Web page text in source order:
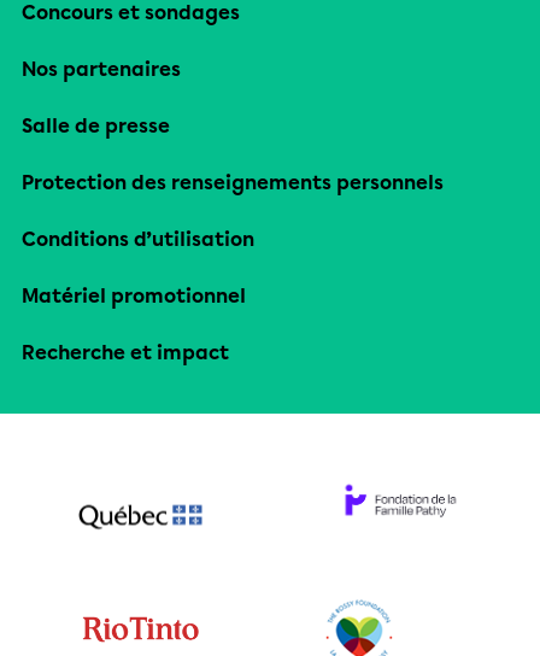
Concours et sondages
Nos partenaires
Salle de presse
Protection des renseignements personnels
Conditions d’utilisation
Matériel promotionnel
Recherche et impact